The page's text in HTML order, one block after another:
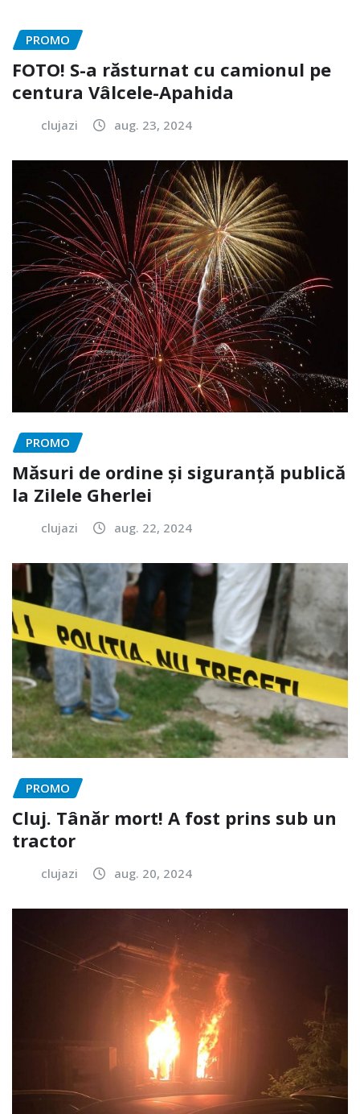
PROMO
FOTO! S-a răsturnat cu camionul pe
centura Vâlcele-Apahida
clujazi aug. 23, 2024
PROMO
Măsuri de ordine și siguranță publică
la Zilele Gherlei
clujazi aug. 22, 2024
PROMO
Cluj. Tânăr mort! A fost prins sub un
tractor
clujazi aug. 20, 2024